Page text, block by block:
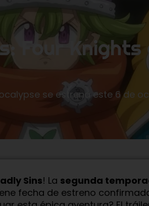
Four
se estrena este 6 de
Sins! La segunda
fecha de estreno